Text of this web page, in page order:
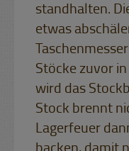
standhalten.
etwas
Stöcke zuvor
wird das
Stock brennt
Lagerfeuer